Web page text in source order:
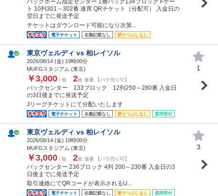
バックホーム指定センター 1層バック134ブロック Fゲー
ト 10列301～302番 連席 QRチケット（分配可） 入金日の
翌日までに発送予定
チケットはダウンロード可能になり次第...
電子チケット 名義記載なし 塗りつぶしなし
東京ヴェルディ vs 柏レイソル
2026/08/14 (金) 19時00分
MUFGスタジアム (東京)
￥3,000 / 枚 2枚 連番 【バラ売り可】
バックセンター 133ブロック 12列250～280番 入金日
の3日後までに発送予定
Jリーグチケットにて分配いたします
電子チケット 名義記載なし 塗りつぶしなし 質問受付
1
東京ヴェルディ vs 柏レイソル
2026/08/14 (金) 19時00分
MUFGスタジアム (東京)
￥3,000 / 枚 2枚 連番 【バラ売り可】
バックセンター 236ブロック 4列 200～230番 入金日の3
日後までに発送予定
取引連絡にてQRコードが表示されるU...
電子チケット 名義記載なし 塗りつぶしなし 質問受付
3